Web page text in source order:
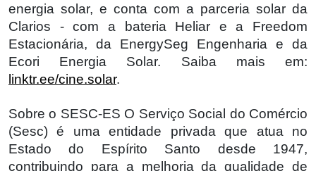
energia solar, e conta com a parceria solar da
Clarios - com a bateria Heliar e a Freedom
Estacionária, da EnergySeg Engenharia e da
Ecori Energia Solar. Saiba mais em:
linktr.ee/cine.solar.
Sobre o SESC-ES O Serviço Social do Comércio
(Sesc) é uma entidade privada que atua no
Estado do Espírito Santo desde 1947,
contribuindo para a melhoria da qualidade de